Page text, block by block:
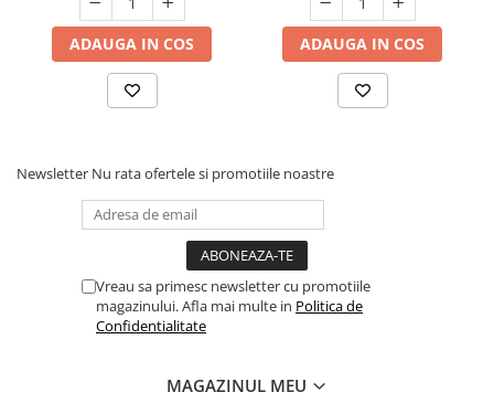
ADAUGA IN COS ADAUGA IN COS
Newsletter Nu rata ofertele si promotiile noastre
Vreau sa primesc newsletter cu promotiile
magazinului. Afla mai multe in Politica de
Confidentialitate
MAGAZINUL MEU